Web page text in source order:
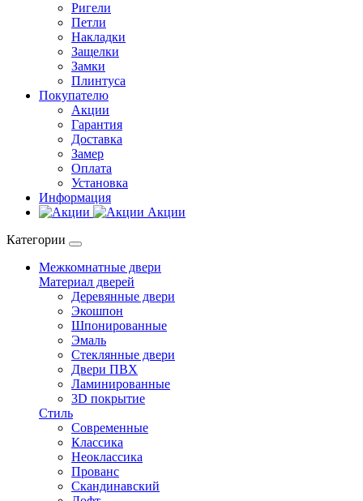
Ригели
Петли
Накладки
Защелки
Замки
Плинтуса
Покупателю
Акции
Гарантия
Доставка
Замер
Оплата
Установка
Информация
Акции
Категории
Межкомнатные двери
Материал дверей
Деревянные двери
Экошпон
Шпонированные
Эмаль
Стеклянные двери
Двери ПВХ
Ламинированные
3D покрытие
Стиль
Современные
Классика
Неоклассика
Прованс
Скандинавский